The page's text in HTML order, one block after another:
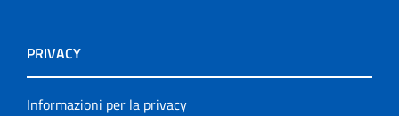
PRIVACY
Informazioni per la privacy